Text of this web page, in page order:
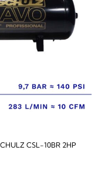
CSL-10BR 2HP